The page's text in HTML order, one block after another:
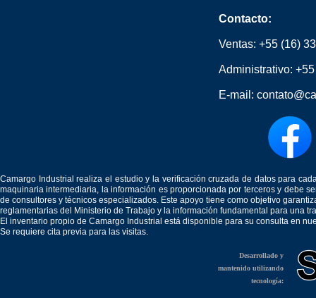
Contacto:
Ventas: +55 (16)
Administrativo:
E-mail:
Camargo Industrial realiza el estudio y la verificación cruzada de datos para
maquinaria intermediaria, la información es proporcionada por terceros y debe
de consultores y técnicos especializados. Este apoyo tiene como objetivo
reglamentarias del Ministerio de Trabajo y la información fundamental para una
El inventario propio de Camargo Industrial está disponible para su consulta en
Se requiere cita previa para las visitas.
Desarrollado y
mantenido utilizando
tecnología: